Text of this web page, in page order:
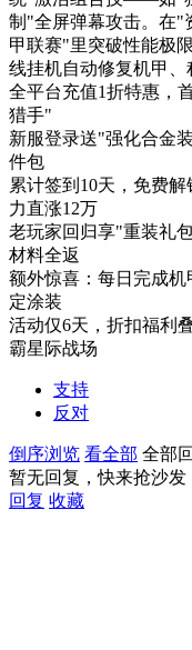
制"全屏弹幕攻击。在"
甲联赛"里突破性能极
线挂机自动修复机甲、
全平台充值1折特惠，
猎手"
新服登录送"强化合金
件包
累计签到10天，免费
力直涨12万
老玩家回归享"重装礼
材料全返
额外惊喜：每日完成机
定涂装
活动仅6天，折扣福利
霸星际战场
支持
反对
倒序浏览 看全部 全部
暂无回复，快来抢沙发
回复 收藏